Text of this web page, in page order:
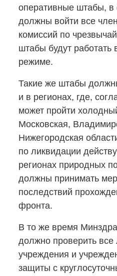
оперативные штабы, в
должны войти все
комиссий по
штабы будут работать
режиме.
Такие же штабы
и в регионах, где,
может пройти
Московская,
Нижегородская
по ликвидации
регионах природных
должны принимать
последствий
фронта.
В то же время
должно проверить все
учреждения и
защиты с